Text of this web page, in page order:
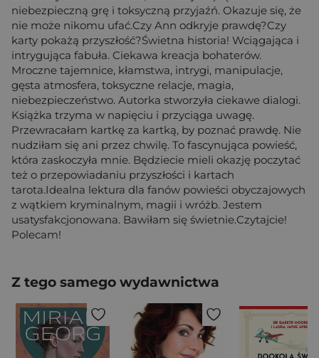
niebezpieczną grę i toksyczną przyjaźń. Okazuje się, że
nie może nikomu ufać.Czy Ann odkryje prawdę?Czy
karty pokażą przyszłość?Świetna historia! Wciągająca i
intrygująca fabuła. Ciekawa kreacja bohaterów.
Mroczne tajemnice, kłamstwa, intrygi, manipulacje,
gęsta atmosfera, toksyczne relacje, magia,
niebezpieczeństwo. Autorka stworzyła ciekawe dialogi.
Książka trzyma w napięciu i przyciąga uwagę.
Przewracałam kartkę za kartką, by poznać prawdę. Nie
nudziłam się ani przez chwilę. To fascynująca powieść,
która zaskoczyła mnie. Będziecie mieli okazję poczytać
też o przepowiadaniu przyszłości i kartach
tarota.Idealna lektura dla fanów powieści obyczajowych
z wątkiem kryminalnym, magii i wróżb. Jestem
usatysfakcjonowana. Bawiłam się świetnie.Czytajcie!
Polecam!
Z tego samego wydawnictwa